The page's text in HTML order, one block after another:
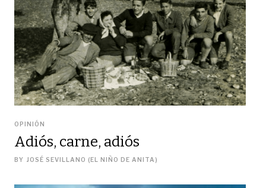
OPINIÓN
Adiós, carne, adiós
BY JOSÉ SEVILLANO (EL NIÑO DE ANITA)